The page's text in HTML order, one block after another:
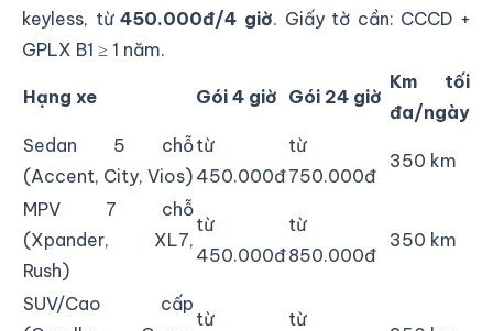
keyless, từ450.000đ/4 giờ. Giấy tờ cần: CCCD +
GPLX B1 ≥ 1 năm.
Hạng xe Gói 4 giờ Gói 24 giờ
Km tối
đa/ngày
Sedan 5 chỗ
(Accent, City, Vios)
từ
450.000đ
từ
750.000đ
350 km
MPV 7 chỗ
(Xpander, XL7,
Rush)
từ
450.000đ
từ
850.000đ
350 km
SUV/Cao cấp
từ
từ